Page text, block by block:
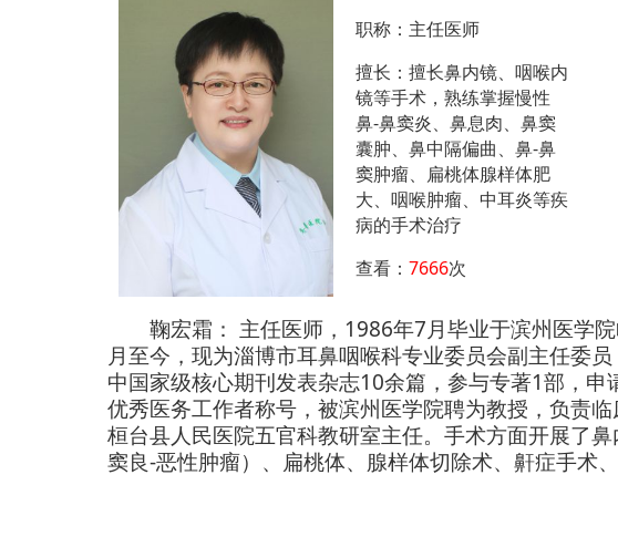
职称：主任医师
擅长：擅长鼻内镜、咽喉内
镜等手术，熟练掌握慢性
鼻-鼻窦炎、鼻息肉、鼻窦
囊肿、鼻中隔偏曲、鼻-鼻
窦肿瘤、扁桃体腺样体肥
大、咽喉肿瘤、中耳炎等疾
病的手术治疗
查看：7666次
鞠宏霜： 主任医师，1986年7月毕业于滨州医学
月至今，现为淄博市耳鼻咽喉科专业委员会副主任委
中国家级核心期刊发表杂志10余篇，参与专著1部，申
优秀医务工作者称号，被滨州医学院聘为教授，负责
桓台县人民医院五官科教研室主任。 手术方面开展了
窦良-恶性肿瘤）、扁桃体、腺样体切除术、鼾症手术